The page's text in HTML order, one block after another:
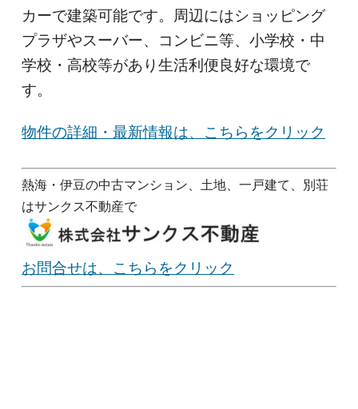
カーで建築可能です。周辺にはショッピング
プラザやスーバー、コンビニ等、小学校・中
学校・高校等があり生活利便良好な環境で
す。
物件の詳細・最新情報は、こちらをクリック
熱海・伊豆の中古マンション、土地、一戸建て、別荘
はサンクス不動産で
お問合せは、こちらをクリック